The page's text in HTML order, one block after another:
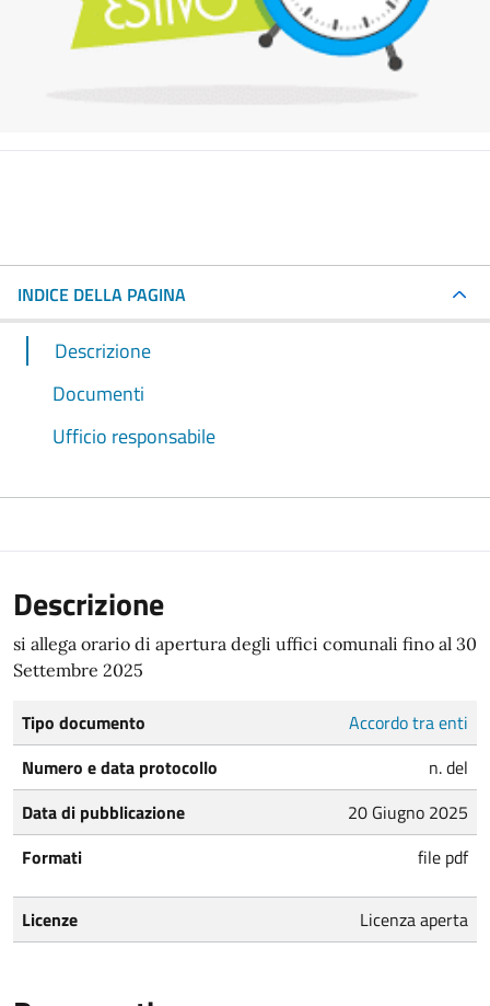
INDICE DELLA PAGINA
Descrizione
Documenti
Ufficio responsabile
Descrizione
si allega orario di apertura degli uffici comunali fino al 30
Settembre 2025
Tipo documento
Accordo tra enti
Numero e data protocollo
n. del
Data di pubblicazione
20 Giugno 2025
Formati
file pdf
Licenze Licenza aperta